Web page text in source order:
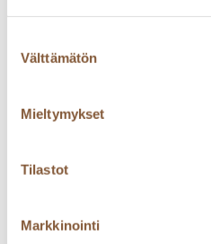
valinta
Välttämätön
Mieltymykset
Tilastot
Markkinointi
tietoihin myös
2. Miten käytämme
kehittäminen
Voimme käyttää tietojasi